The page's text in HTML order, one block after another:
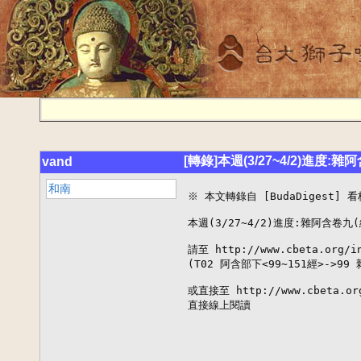
vand [轉錄]本週(3/27~4/2)進度:雜
和南
※ 本文轉錄自 [BudaDigest] 看
本週(3/27~4/2)進度:雜阿含卷九(
請至 http://www.cbeta.org/
(T02 阿含部下<99~151經>->99
或直接至 http://
直接線上閱讀